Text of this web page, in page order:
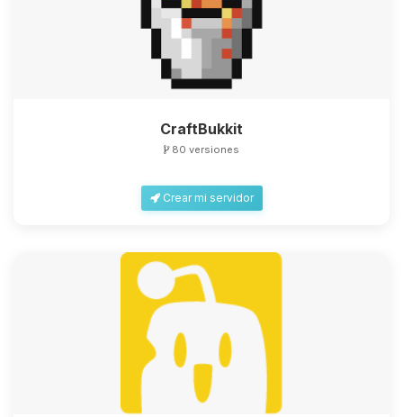
CraftBukkit
80 versiones
Crear mi servidor